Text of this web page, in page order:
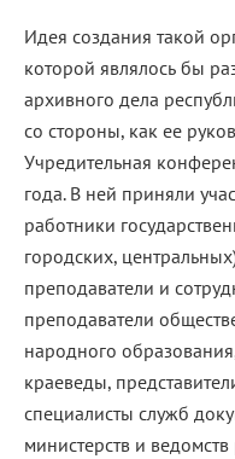
Идея создания такой
которой являлось бы
архивного дела
со стороны, как ее
Учредительная
года. В ней приняли
работники
городских,
преподаватели и
преподаватели
народного
краеведы,
специалисты служб
министерств и